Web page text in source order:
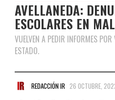
AVELLANEDA:
ESCOLARES EN
VUELVEN A PEDIR INFORMES
ESTADO.
REDACCIÓN IR 26 OCTUBRE,